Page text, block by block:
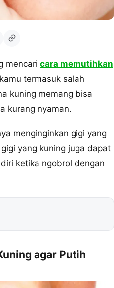
mencari cara memutihkan
termasuk salah
kuning memang bisa
kurang nyaman.
menginginkan gigi yang
yang kuning juga dapat
ketika ngobrol dengan
agar Putih